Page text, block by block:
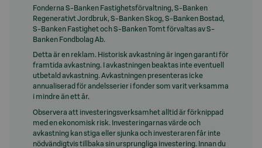
Fonderna S-Banken Fastighetsförvaltning, S-Banken
Regenerativt Jordbruk, S-Banken Skog, S-Banken Bostad,
S-Banken Fastighet och S-Banken Tomt förvaltas av S-
Banken Fondbolag Ab.
Detta är en reklam. Historisk avkastning är ingen garanti för
framtida avkastning. I avkastningen beaktas inte eventuell
utbetald avkastning. Avkastningen presenteras icke
annualiserad för andelsserier i fonder som varit verksamma
i mindre än ett år.
Observera att investeringsverksamhet alltid är förknippad
med en ekonomisk risk. Investeringarnas värde och
avkastning kan stiga eller sjunka och investeraren får inte
nödvändigtvis tillbaka sin ursprungliga investering. Innan du